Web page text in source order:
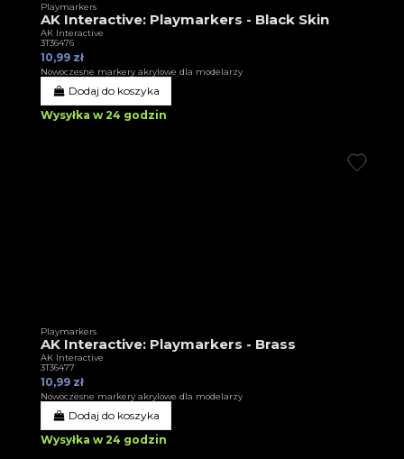
Playmarkers
AK Interactive: Playmarkers - Black Skin
AK Interactive
3T36476
10,99 zł
Nowoczesne markery akrylowe dla modelarzy
Dodaj do koszyka
Wysyłka w 24 godzin
Playmarkers
AK Interactive: Playmarkers - Brass
AK Interactive
3T36477
10,99 zł
Nowoczesne markery akrylowe dla modelarzy
Dodaj do koszyka
Wysyłka w 24 godzin